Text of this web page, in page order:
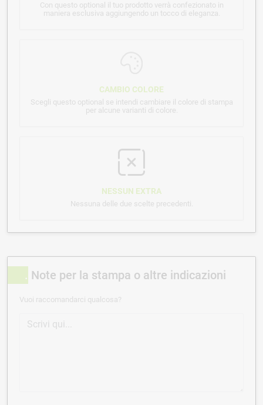
Con questo optional il tuo prodotto verrà confezionato in
maniera esclusiva aggiungendo un tocco di eleganza.
CAMBIO COLORE
Scegli questo optional se intendi cambiare il colore di stampa
per alcune varianti di colore.
NESSUN EXTRA
Nessuna delle due scelte precedenti.
Note per la stampa o altre indicazioni
Vuoi raccomandarci qualcosa?